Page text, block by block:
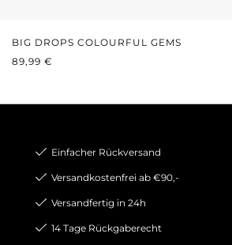
BIG DROPS COLOURFUL GEMS
REGULÄRER PREIS:
89,99 €
Einfacher Rückversand
Versandkostenfrei ab €90,-
Versandfertig in 24h
14 Tage Rückgaberecht